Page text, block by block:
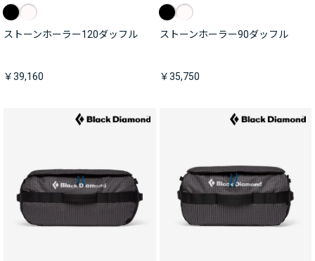
ストーンホーラー120ダッフル
￥39,160
ストーンホーラー90ダッフル
￥35,750